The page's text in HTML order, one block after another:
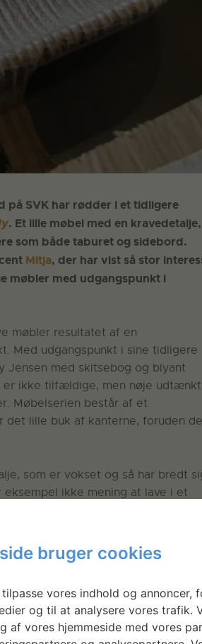
på SVK har rødder i et tidligere
. Et lille møbel med en kravedetalje,
som både taburet og sidebord.
Mitja, der har vist så stor
møbler med udgangspunkt i
møbler resultatet af en
Med udgangspunkt i sine tidligere
Jensen med skitsebog og blyant
er ikke tilfældige, men nøje
Møbelserien består af et
lille buk af kanterne, foruden
som er vokset og så har bredt
ikke mening at lave i et
ville den være i vejen – så der er
her tilfælde gav det mening at
og så et spejl, fordi kraven her
men fordi hans tekniske
ham et tilfredsstillende resultat,
bruger cookies
vores indhold og annoncer,
og til at analysere vores trafik.
af vores hjemmeside med vores